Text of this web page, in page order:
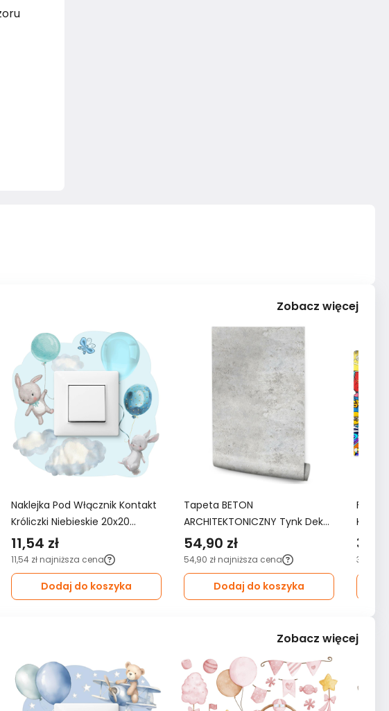
Zobacz więcej
Naklejka Pod Włącznik Kontakt
Króliczki Niebieskie 20x20
Balony Do Pokoju Dziecka
11,54 zł
11,54 zł najniższa cena
Dodaj do koszyka
Tapeta BETON
ARCHITEKTONICZNY Tynk Dekor
Ścienny Do Salonu 3D Wzór
Nowoczesny
54,90 zł
54,90 zł najniższa cena
Dodaj do koszyka
3D do
349,99
Zobacz więcej